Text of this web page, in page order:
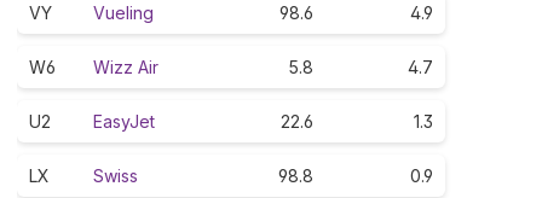
VY Vueling 98.6 4.9
W6 Wizz Air 5.8 4.7
U2 EasyJet 22.6 1.3
LX Swiss 98.8 0.9